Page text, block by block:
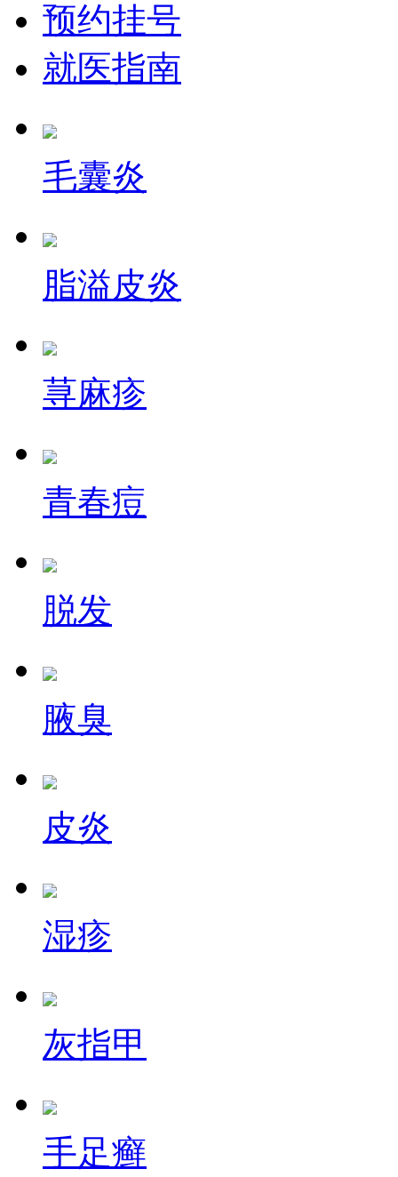
预约挂号
就医指南
毛囊炎
脂溢皮炎
荨麻疹
青春痘
脱发
腋臭
皮炎
湿疹
灰指甲
手足癣